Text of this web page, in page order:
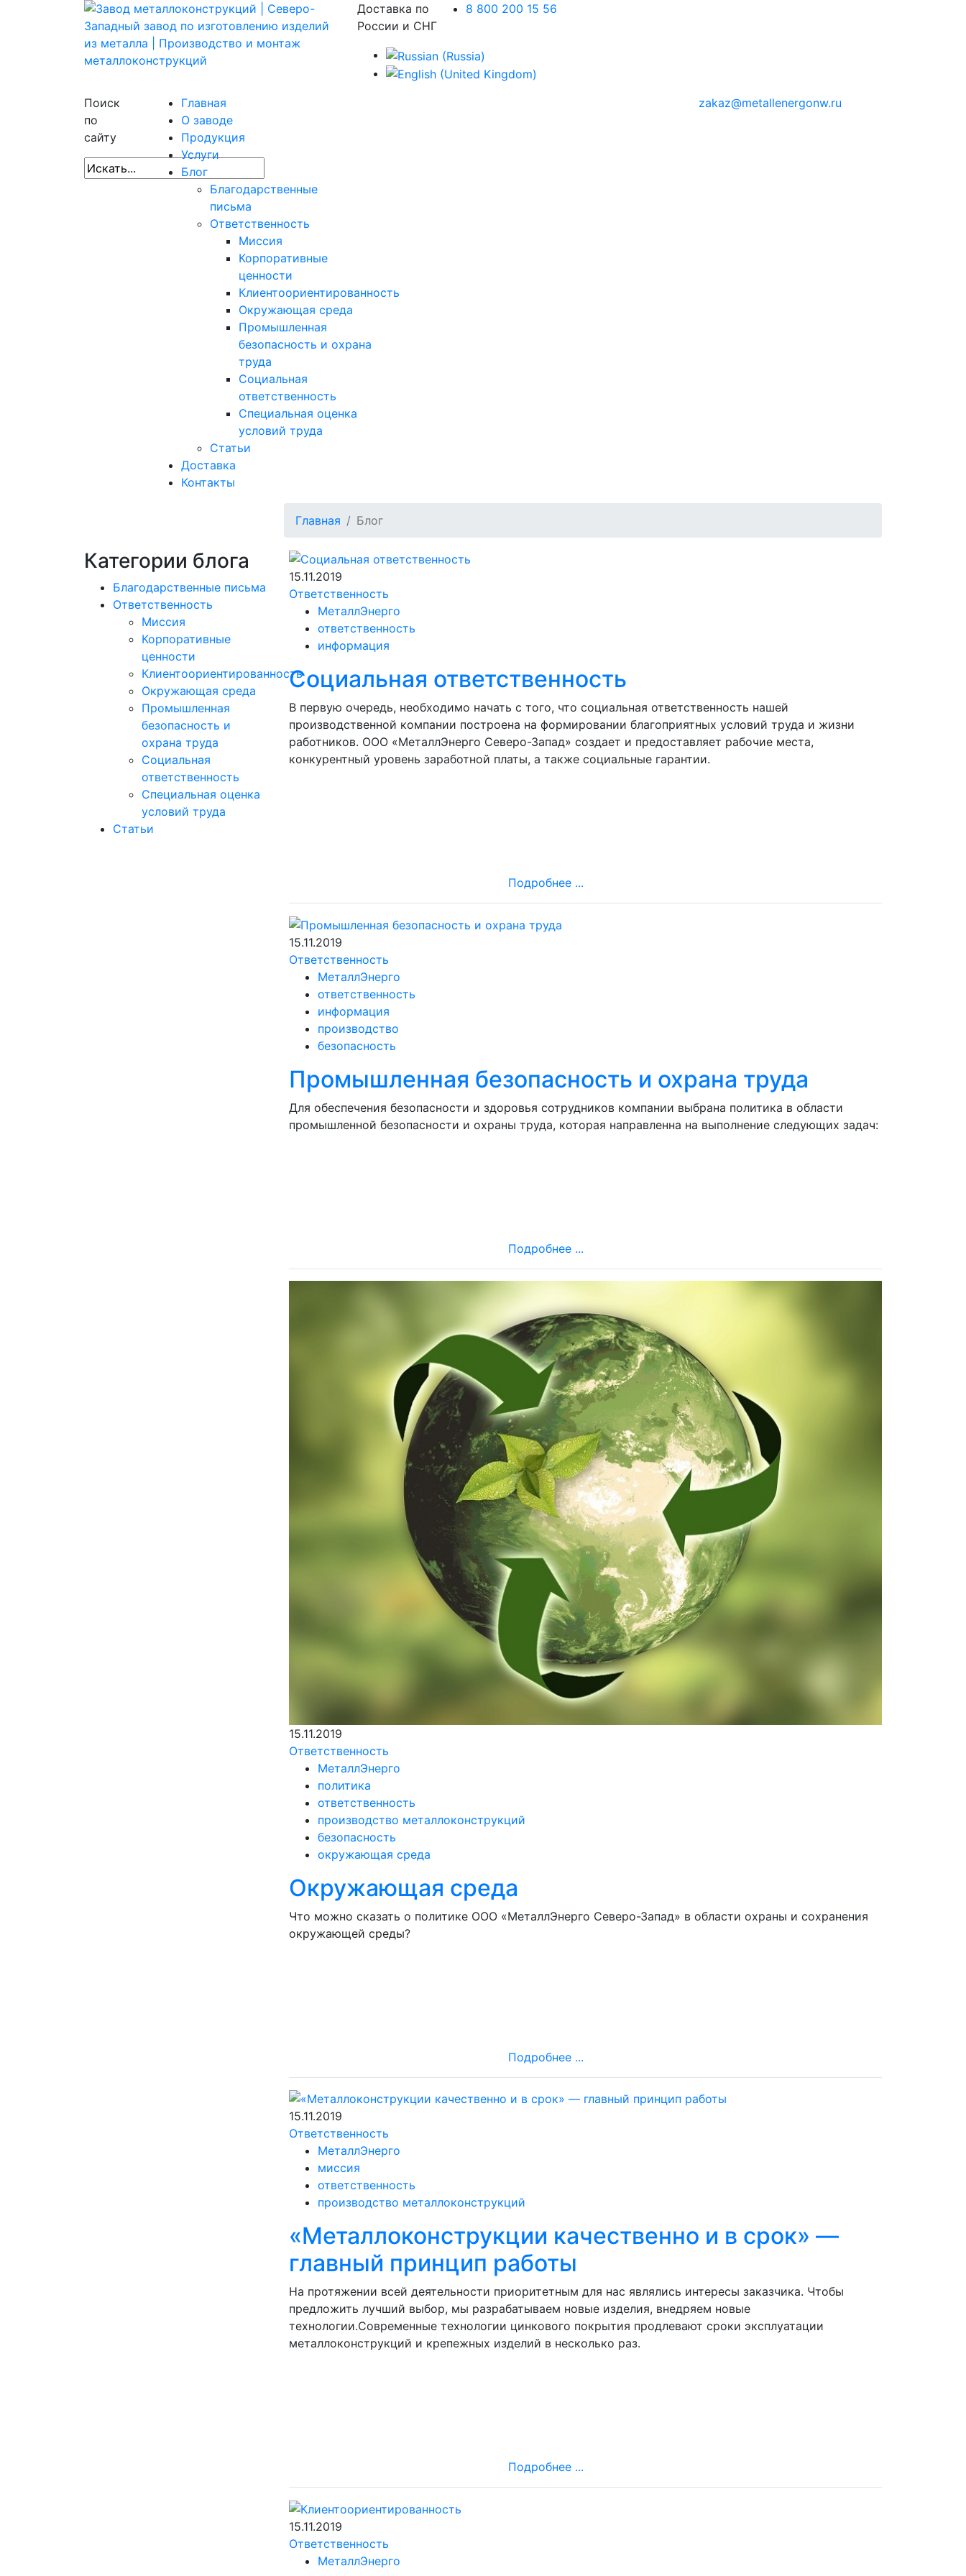
Доставка по
России и СНГ
8 800 200 15 56
Поиск
по
сайту
Главная
О заводе
Продукция
Услуги
Блог
Благодарственные
письма
Ответственность
Миссия
Корпоративные
ценности
Клиентоориентированность
Окружающая среда
Промышленная
безопасность и охрана
труда
Социальная
ответственность
Специальная оценка
условий труда
Статьи
Доставка
Контакты
zakaz@metallenergonw.ru
Главная Блог
Категории блога
Благодарственные письма
Ответственность
Миссия
Корпоративные
ценности
Клиентоориентированность
Окружающая среда
Промышленная
безопасность и
охрана труда
Социальная
ответственность
Специальная оценка
условий труда
Статьи
15.11.2019
Ответственность
МеталлЭнерго
ответственность
информация
Социальная ответственность
В первую очередь, необходимо начать с того, что социальная ответственность нашей
производственной компании построена на формировании благоприятных условий труда и жизни
работников. ООО «МеталлЭнерго Северо-Запад» создает и предоставляет рабочие места,
конкурентный уровень заработной платы, а также социальные гарантии.
Подробнее ...
15.11.2019
Ответственность
МеталлЭнерго
ответственность
информация
производство
безопасность
Промышленная безопасность и охрана труда
Для обеспечения безопасности и здоровья сотрудников компании выбрана политика в области
промышленной безопасности и охраны труда, которая направленна на выполнение следующих задач:
Подробнее ...
15.11.2019
Ответственность
МеталлЭнерго
политика
ответственность
производство металлоконструкций
безопасность
окружающая среда
Окружающая среда
Что можно сказать о политике ООО «МеталлЭнерго Северо-Запад» в области охраны и сохранения
окружающей среды?
Подробнее ...
15.11.2019
Ответственность
МеталлЭнерго
миссия
ответственность
производство металлоконструкций
«Металлоконструкции качественно и в срок» —
главный принцип работы
На протяжении всей деятельности приоритетным для нас являлись интересы заказчика. Чтобы
предложить лучший выбор, мы разрабатываем новые изделия, внедряем новые
технологии.Современные технологии цинкового покрытия продлевают сроки эксплуатации
металлоконструкций и крепежных изделий в несколько раз.
Подробнее ...
15.11.2019
Ответственность
МеталлЭнерго